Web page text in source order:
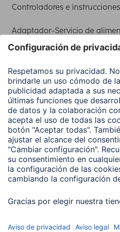
Controladores e
Adaptador-Servicio de
Clientes online
Conviértete en distribuidor
Compañía
Historia de la empresa
Hama en todo el Mundo
Sostenibilidad
Business-Portal